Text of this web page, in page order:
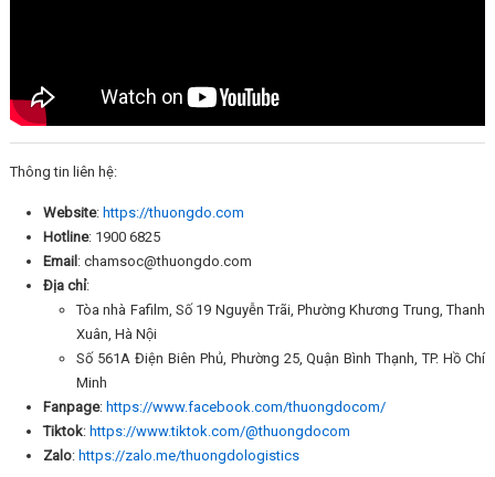
Thông tin liên hệ:
Website: https://thuongdo.com
Hotline: 1900 6825
Email : chamsoc@thuongdo.com
Địa chỉ:
Tòa nhà Fafilm, Số 19 Nguyễn Trãi, Phường Khương Trung, Thanh
Xuân, Hà Nội
Số 561A Điện Biên Phủ, Phường 25, Quận Bình Thạnh, TP. Hồ Chí
Minh
Fanpage: https://www.facebook.com/thuongdocom/
Tiktok: https://www.tiktok.com/@thuongdocom
Zalo: https://zalo.me/thuongdologistics